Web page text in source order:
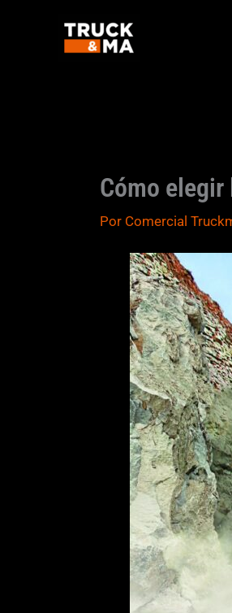
Cómo
Por Comercial